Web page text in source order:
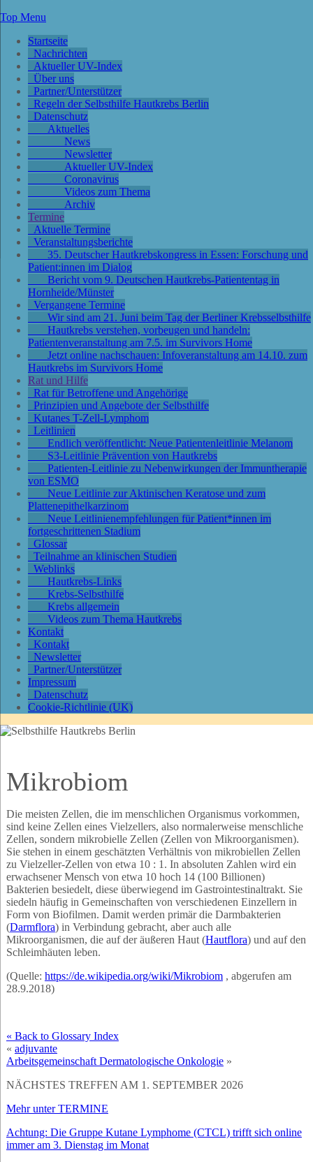
Top Menu
Startseite
Nachrichten
Aktueller UV-Index
Über uns
Partner/Unterstützer
Regeln der Selbsthilfe Hautkrebs Berlin
Datenschutz
Aktuelles
News
Newsletter
Aktueller UV-Index
Coronavirus
Videos zum Thema
Archiv
Termine
Aktuelle Termine
Veranstaltungsberichte
35. Deutscher Hautkrebskongress in Essen: Forschung und
Patient:innen im Dialog
Bericht vom 9. Deutschen Hautkrebs-Patiententag in
Hornheide/Münster
Vergangene Termine
Wir sind am 21. Juni beim Tag der Berliner Krebsselbsthilfe
Hautkrebs verstehen, vorbeugen und handeln:
Patientenveranstaltung am 7.5. im Survivors Home
Jetzt online nachschauen: Infoveranstaltung am 14.10. zum
Hautkrebs im Survivors Home
Rat und Hilfe
Rat für Betroffene und Angehörige
Prinzipien und Angebote der Selbsthilfe
Kutanes T-Zell-Lymphom
Leitlinien
Endlich veröffentlicht: Neue Patientenleitlinie Melanom
S3-Leitlinie Prävention von Hautkrebs
Patienten-Leitlinie zu Nebenwirkungen der Immuntherapie
von ESMO
Neue Leitlinie zur Aktinischen Keratose und zum
Plattenepithelkarzinom
Neue Leitlinienempfehlungen für Patient*innen im
fortgeschrittenen Stadium
Glossar
Teilnahme an klinischen Studien
Weblinks
Hautkrebs-Links
Krebs-Selbsthilfe
Krebs allgemein
Videos zum Thema Hautkrebs
Kontakt
Kontakt
Newsletter
Partner/Unterstützer
Impressum
Datenschutz
Cookie-Richtlinie (UK)
Mikrobiom
Die meisten Zellen, die im menschlichen Organismus vorkommen,
sind keine Zellen eines Vielzellers, also normalerweise menschliche
Zellen, sondern mikrobielle Zellen (Zellen von Mikroorganismen).
Sie stehen in einem geschätzten Verhältnis von mikrobiellen Zellen
zu Vielzeller-Zellen von etwa 10 : 1. In absoluten Zahlen wird ein
erwachsener Mensch von etwa 10 hoch 14 (100 Billionen)
Bakterien besiedelt, diese überwiegend im Gastrointestinaltrakt. Sie
siedeln häufig in Gemeinschaften von verschiedenen Einzellern in
Form von Biofilmen. Damit werden primär die Darmbakterien
(Darmflora) in Verbindung gebracht, aber auch alle
Mikroorganismen, die auf der äußeren Haut (Hautflora) und auf den
Schleimhäuten leben.
(Quelle: https://de.wikipedia.org/wiki/Mikrobiom, abgerufen am
28.9.2018)
« Back to Glossary Index
« adjuvante
Arbeitsgemeinschaft Dermatologische Onkologie»
NÄCHSTES TREFFEN AM 1. SEPTEMBER 2026
Mehr unter TERMINE
Achtung: Die Gruppe Kutane Lymphome (CTCL) trifft sich online
immer am 3. Dienstag im Monat